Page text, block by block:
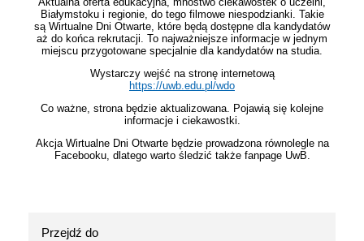
Białymstoku i regionie, do tego filmowe niespodzianki. Takie
są Wirtualne Dni Otwarte, które będą dostępne dla kandydatów
aż do końca rekrutacji. To najważniejsze informacje w jednym
miejscu przygotowane specjalnie dla kandydatów na studia.
Wystarczy wejść na stronę internetową
https://uwb.edu.pl/wdo
Co ważne, strona będzie aktualizowana. Pojawią się kolejne
informacje i ciekawostki.
Akcja Wirtualne Dni Otwarte będzie prowadzona równolegle na
Facebooku, dlatego warto śledzić także fanpage UwB.
Przejdź do